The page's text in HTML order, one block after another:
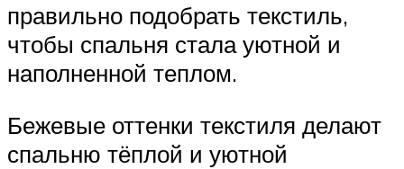
правильно подобрать текстиль,
чтобы спальня стала уютной и
наполненной теплом.
Бежевые оттенки текстиля делают
спальню тёплой и уютной